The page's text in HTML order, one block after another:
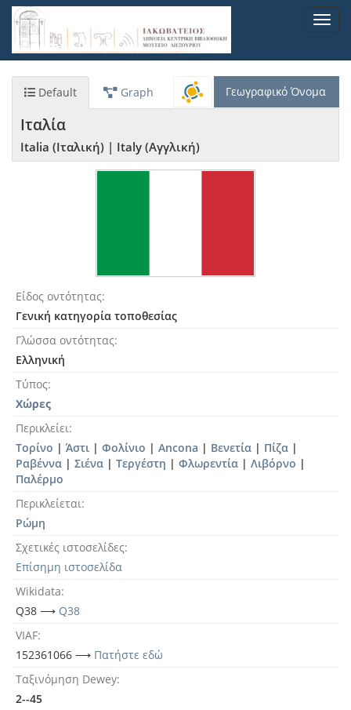
Παράκαμψη
προς
κυρίως
Default Graph Γεωγραφικό Όνομα
Ιταλία
Italia (Ιταλική) | Italy (Αγγλική)
Είδος οντότητας
Γενική κατηγορία τοποθεσίας
Γλώσσα οντότητας
Ελληνική
Τύπος
Χώρες
Περικλείει
Τορίνο | Άστι | Φολίνιο | Ancona | Βενετία | Πίζα |
Ραβέννα | Σιένα | Τεργέστη | Φλωρεντία | Λιβόρνο |
Παλέρμο
Περικλείεται
Ρώμη
Σχετικές ιστοσελίδες
Επίσημη ιστοσελίδα
Wikidata
Q38 ⟶ Q38
VIAF
152361066 ⟶ Πατήστε εδώ
Ταξινόμηση Dewey
2--45